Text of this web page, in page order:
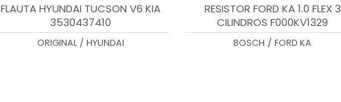
FLAUTA HYUNDAI TUCSON V6 KIA
3530437410
ORIGINAL / HYUNDAI
RESISTOR FORD KA 1.0 FLEX 3
CILINDROS F000KV1329
BOSCH / FORD KA